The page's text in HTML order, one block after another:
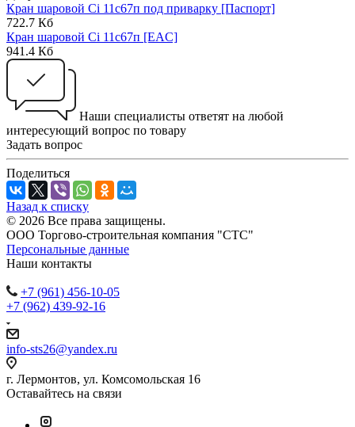
Кран шаровой Ci 11с67п под приварку [Паспорт]
722.7 Кб
Кран шаровой Ci 11с67п [EAC]
941.4 Кб
Наши специалисты ответят на любой
интересующий вопрос по товару
Задать вопрос
Поделиться
Назад к списку
© 2026 Все права защищены.
ООО Торгово-строительная компания "СТС"
Персональные данные
Наши контакты
+7 (961) 456-10-05
+7 (962) 439-92-16
info-sts26@yandex.ru
г. Лермонтов, ул. Комсомольская 16
Оставайтесь на связи